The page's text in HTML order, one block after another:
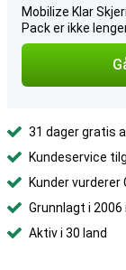
Mobilize Klar
Pack er ikke
31 dager gratis
Kundeservice
Kunder
Grunnlagt i 2006
Aktiv i 30 land